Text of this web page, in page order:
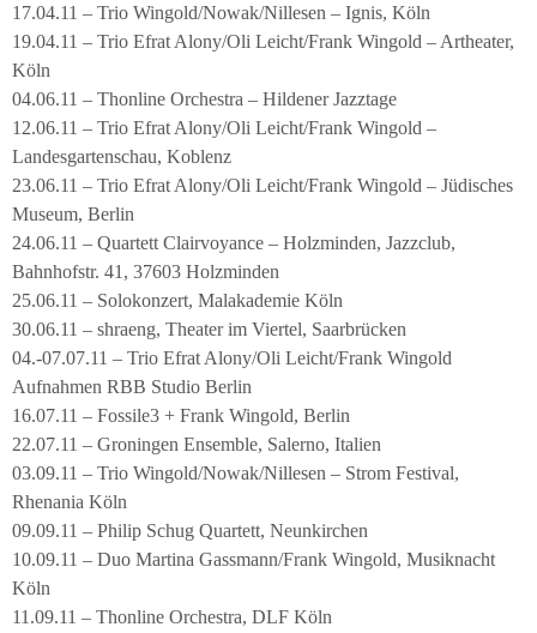
17.04.11 – Trio Wingold/Nowak/Nillesen – Ignis, Köln
19.04.11 – Trio Efrat Alony/Oli Leicht/Frank Wingold – Artheater,
Köln
04.06.11 – Thonline Orchestra – Hildener Jazztage
12.06.11 – Trio Efrat Alony/Oli Leicht/Frank Wingold –
Landesgartenschau, Koblenz
23.06.11 – Trio Efrat Alony/Oli Leicht/Frank Wingold – Jüdisches
Museum, Berlin
24.06.11 – Quartett Clairvoyance – Holzminden, Jazzclub,
Bahnhofstr. 41, 37603 Holzminden
25.06.11 – Solokonzert, Malakademie Köln
30.06.11 – shraeng, Theater im Viertel, Saarbrücken
04.-07.07.11 – Trio Efrat Alony/Oli Leicht/Frank Wingold
Aufnahmen RBB Studio Berlin
16.07.11 – Fossile3 + Frank Wingold, Berlin
22.07.11 – Groningen Ensemble, Salerno, Italien
03.09.11 – Trio Wingold/Nowak/Nillesen – Strom Festival,
Rhenania Köln
09.09.11 – Philip Schug Quartett, Neunkirchen
10.09.11 – Duo Martina Gassmann/Frank Wingold, Musiknacht
Köln
11.09.11 – Thonline Orchestra, DLF Köln